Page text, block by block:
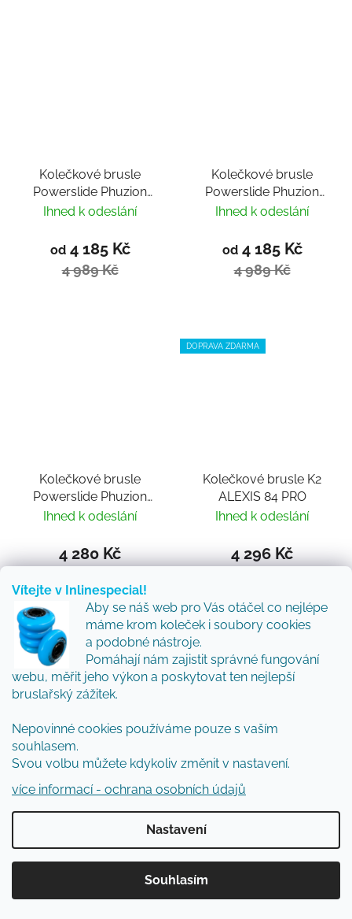
Vítejte v Inlinespecial!
Aby se náš web pro Vás otáčel co nejlépe
máme krom koleček i soubory cookies
a podobné nástroje.
Pomáhají nám zajistit správné fungování
webu, měřit jeho výkon a poskytovat ten nejlepší
bruslařský zážitek.
Nepovinné cookies používáme pouze s vaším
souhlasem.
Svou volbu můžete kdykoliv změnit v nastavení.
více informací - ochrana osobních údajů
Nastavení
Souhlasím
Kolečkové brusle
Powerslide Phuzion
Argon Grey 90 Trinity
Ihned k odeslání
od4 185 Kč
4 989 Kč
Kolečkové brusle
Powerslide Phuzion
Argon Peach 90 Trinity
Ihned k odeslání
od4 185 Kč
4 989 Kč
Kolečkové brusle
Powerslide Phuzion
Mercury 80
Ihned k odeslání
4 280 Kč
DOPRAVA ZDARMA
Kolečkové brusle K2
ALEXIS 84 PRO
Ihned k odeslání
4 296 Kč
Ovládací prvky výpisu
NAČÍST 24 DALŠÍCH
Proč si vybrat kolečkové inline